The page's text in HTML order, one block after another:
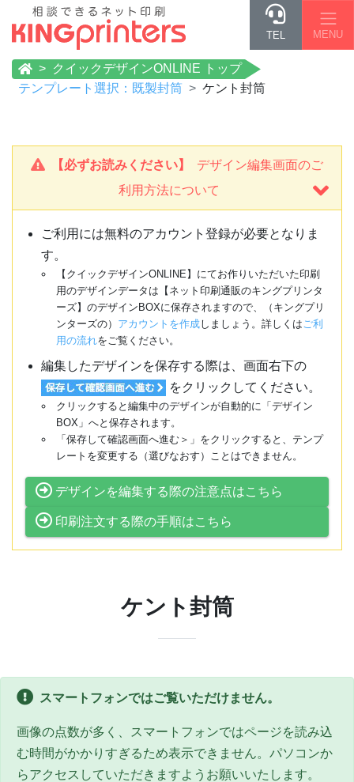
TEL MENU
クイックデザインONLINE トップ
テンプレート選択：既製封筒
ケント封筒
【必ずお読みください】
デザイン編集画面のご
利用方法について
ご利用には無料のアカウント登録が必要となりま
す。
【クイックデザインONLINE】にてお作りいただいた印刷
用のデザインデータは【ネット印刷通販のキングプリンタ
ーズ】のデザインBOXに保存されますので、（キングプリ
ンターズの） アカウントを作成しましょう。詳しくは ご利
用の流れをご覧ください。
編集したデザインを保存する際は、画面右下の
をクリックしてください。
クリックすると編集中のデザインが自動的に「デザイン
BOX」へと保存されます。
「保存して確認画面へ進む＞」をクリックすると、テンプ
レートを変更する（選びなおす）ことはできません。
デザインを編集する際の注意点はこちら
印刷注文する際の手順はこちら
ケント封筒
スマートフォンではご覧いただけません。
画像の点数が多く、スマートフォンではページを読み込
む時間がかかりすぎるため表示できません。パソコンか
らアクセスしていただきますようお願いいたします。